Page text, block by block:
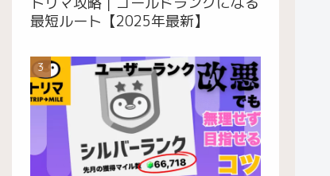
最短ルート【2025年最新】